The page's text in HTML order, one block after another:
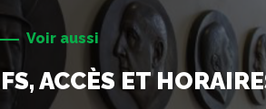
Voir aussi
ACCÈS ET